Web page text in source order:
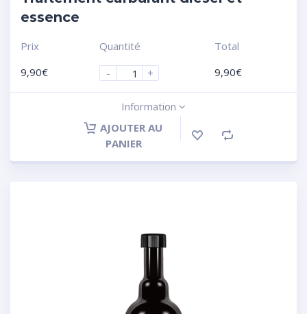
essence
Prix
9,90€
Quantité
-
+
Total
9,90€
Information
AJOUTER AU
PANIER